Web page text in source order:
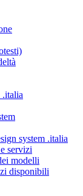
.italia
system .italia
servizi
modelli
disponibili